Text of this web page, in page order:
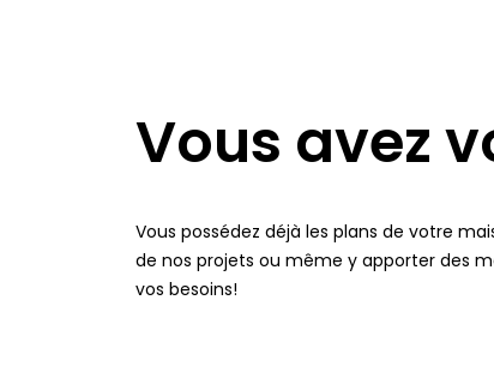
Vous avez
Vous possédez déjà les plans de votre
de nos projets ou même y apporter des
vos besoins!